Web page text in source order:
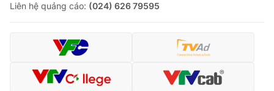
Liên hệ quảng cáo: (024) 626 79595